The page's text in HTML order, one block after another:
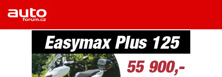
Home
Rubriky
- Jízdní dojmy a další testy